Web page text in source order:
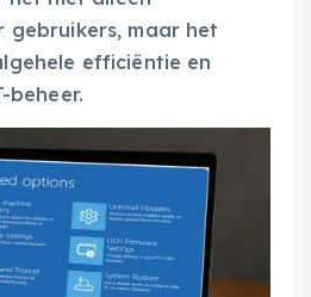
gebruikers, maar het
efficiëntie en